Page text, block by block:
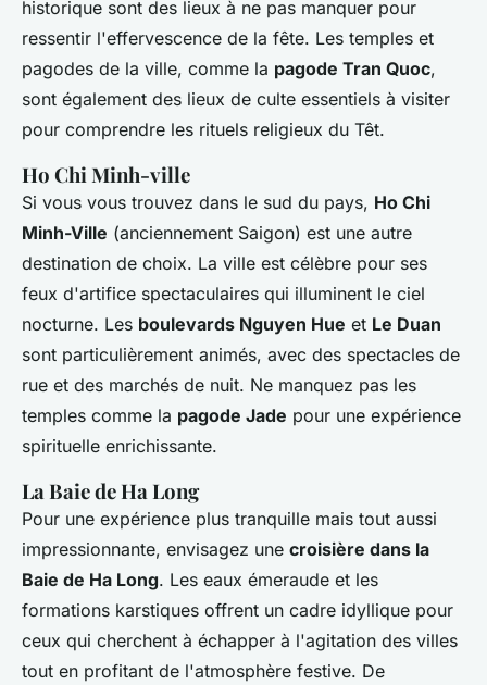
historique sont des lieux à ne pas manquer pour
ressentir l'effervescence de la fête. Les temples et
pagodes de la ville, comme la pagode Tran Quoc,
sont également des lieux de culte essentiels à visiter
pour comprendre les rituels religieux du Têt.
Ho Chi Minh-ville
Si vous vous trouvez dans le sud du pays, Ho Chi
Minh-Ville (anciennement Saigon) est une autre
destination de choix. La ville est célèbre pour ses
feux d'artifice spectaculaires qui illuminent le ciel
nocturne. Les boulevards Nguyen Hue et Le Duan
sont particulièrement animés, avec des spectacles de
rue et des marchés de nuit. Ne manquez pas les
temples comme la pagode Jade pour une expérience
spirituelle enrichissante.
La Baie de Ha Long
Pour une expérience plus tranquille mais tout aussi
impressionnante, envisagez une croisière dans la
Baie de Ha Long. Les eaux émeraude et les
formations karstiques offrent un cadre idyllique pour
ceux qui cherchent à échapper à l'agitation des villes
tout en profitant de l'atmosphère festive. De